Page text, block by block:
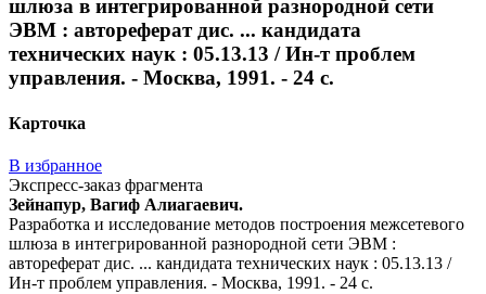
шлюза в интегрированной разнородной сети
ЭВМ : автореферат дис. ... кандидата
технических наук : 05.13.13 / Ин-т проблем
управления. - Москва, 1991. - 24 с.
Карточка
В избранное
Экспресс-заказ фрагмента
Зейнапур, Вагиф Алиагаевич.
Разработка и исследование методов построения межсетевого
шлюза в интегрированной разнородной сети ЭВМ :
автореферат дис. ... кандидата технических наук : 05.13.13 /
Ин-т проблем управления. - Москва, 1991. - 24 с.